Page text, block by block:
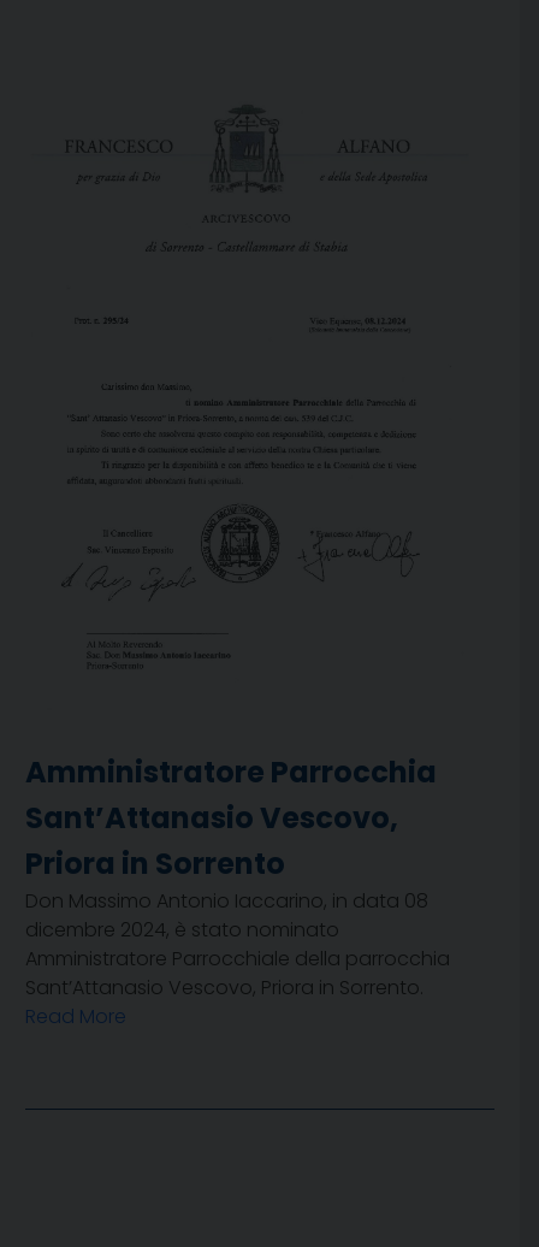
Amministratore Parrocchia
Sant’Attanasio Vescovo,
Priora in Sorrento
Don Massimo Antonio Iaccarino, in data 08
dicembre 2024, è stato nominato
Amministratore Parrocchiale della parrocchia
Sant’Attanasio Vescovo, Priora in Sorrento.
Read More